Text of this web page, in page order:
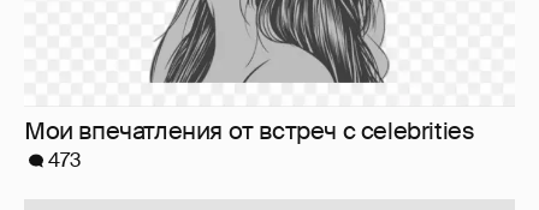
Мои впечатления от встреч с celebrities
473